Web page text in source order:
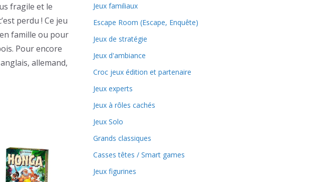
fragile et le
perdu ! Ce jeu
famille ou pour
Pour encore
allemand,
Jeux familiaux
Escape Room (Escape, Enquête)
Jeux de stratégie
Jeux d'ambiance
Croc jeux édition et partenaire
Jeux experts
Jeux à rôles cachés
Jeux Solo
Grands classiques
Casses têtes / Smart games
Jeux figurines